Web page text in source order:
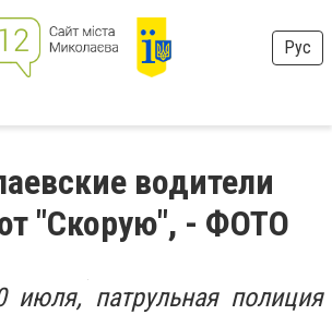
Рус
водители
"Скорую", - ФОТО
июля, патрульная полиция